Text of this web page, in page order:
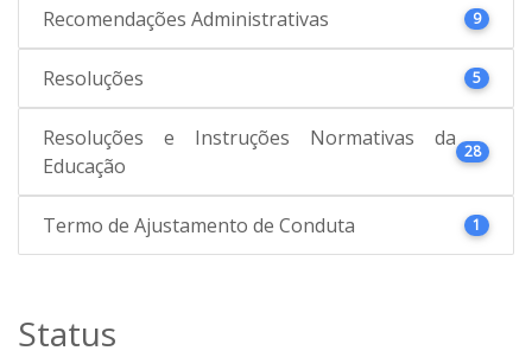
Recomendações Administrativas 9
Resoluções 5
Resoluções e Instruções Normativas da
Educação
28
Termo de Ajustamento de Conduta 1
Status